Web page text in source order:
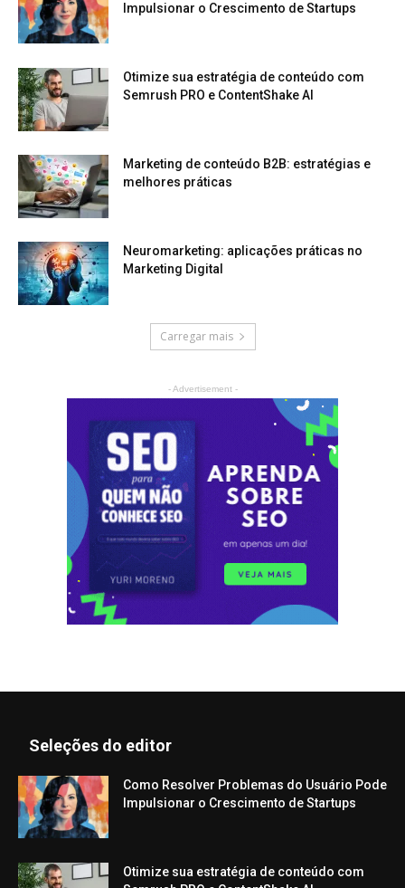
Impulsionar o Crescimento de Startups
Otimize sua estratégia de conteúdo com
Semrush PRO e ContentShake AI
Marketing de conteúdo B2B: estratégias e
melhores práticas
Neuromarketing: aplicações práticas no
Marketing Digital
Carregar mais
- Advertisement -
Seleções do editor
Como Resolver Problemas do Usuário Pode
Impulsionar o Crescimento de Startups
Otimize sua estratégia de conteúdo com